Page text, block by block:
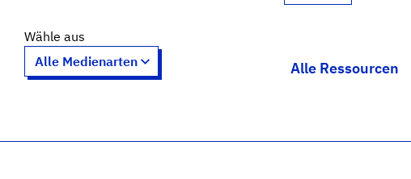
Wähle aus
Alle Ressourcen